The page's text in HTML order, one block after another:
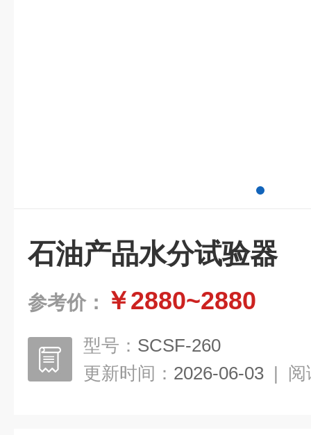
石油产品水分试验器
参考价： ￥2880~2880
型号： SCSF-260
更新时间： 2026-06-03 | 阅